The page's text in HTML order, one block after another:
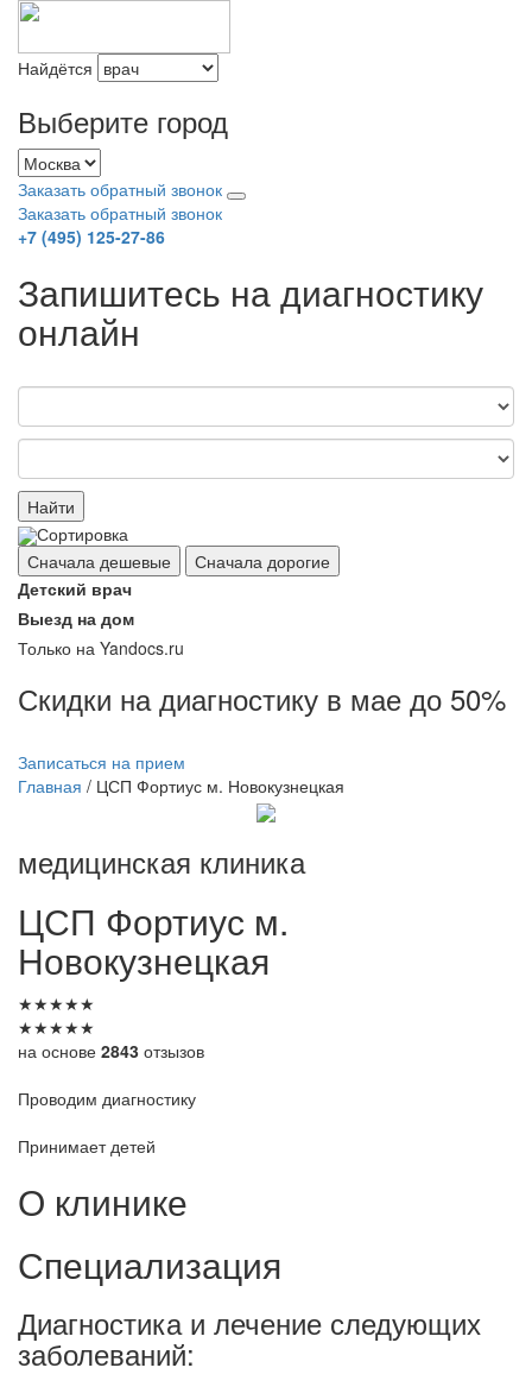
Найдётся
Выберите город
Заказать обратный звонок
Заказать обратный звонок
+7 (495) 125-27-86
Запишитесь на диагностику
онлайн
Найти
Сортировка
Сначала дешевые
Сначала дорогие
Детский врач
Выезд на дом
Только на Yandocs.ru
Скидки на диагностику в мае до 50%
Записаться на прием
Главная / ЦСП Фортиус м. Новокузнецкая
медицинская клиника
ЦСП Фортиус м.
Новокузнецкая
★★★★★
★★★★★
на основе 2843 отзызов
Проводим диагностику
Принимает детей
О клинике
Специализация
Диагностика и лечение следующих
заболеваний: